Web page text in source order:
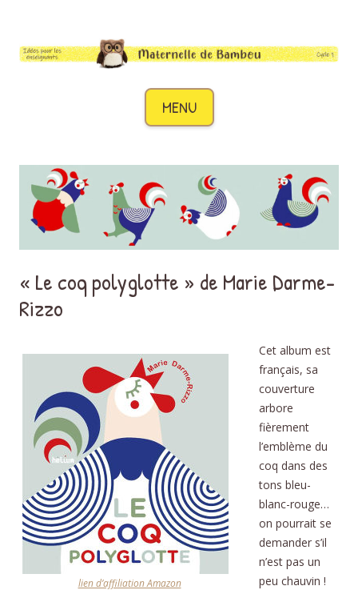
MENU
Aller au contenu
« Le coq polyglotte » de Marie Darme-
Rizzo
lien d’affiliation Amazon
Cet album est
français, sa
couverture
arbore
fièrement
l’emblème du
coq dans des
tons bleu-
blanc-rouge…
on pourrait se
demander s’il
n’est pas un
peu chauvin !